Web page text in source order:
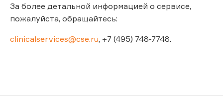
За более детальной информацией о сервисе,
пожалуйста, обращайтесь:
clinicalservices@cse.ru, +7 (495) 748-7748.